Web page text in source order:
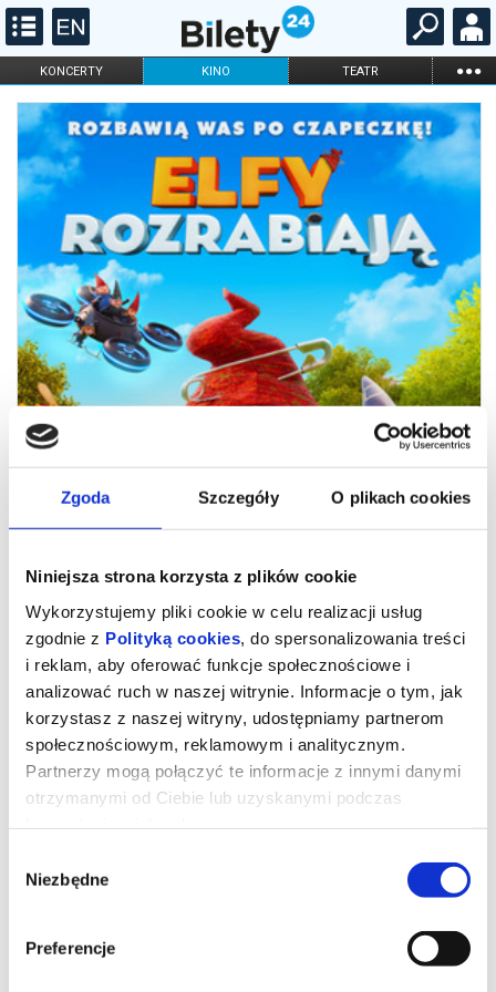
Zgoda Szczegóły O plikach cookies
Niniejsza strona korzysta z plików cookie
Wykorzystujemy pliki cookie w celu realizacji usług
zgodnie z Polityką cookies , do spersonalizowania treści
i reklam, aby oferować funkcje społecznościowe i
analizować ruch w naszej witrynie. Informacje o tym, jak
korzystasz z naszej witryny, udostępniamy partnerom
społecznościowym, reklamowym i analitycznym.
Partnerzy mogą połączyć te informacje z innymi danymi
otrzymanymi od Ciebie lub uzyskanymi podczas
zgody
Niezbędne
Preferencje
KONCERTY KINO TEATR ...
FILHARMONIA OPERA I BALET
STAND-UP
DLA DZIECI
ONLINE KARNETY
ELFY ROZRABIAJĄ
Elfi należy do zgranej ekipy elfów, które mieszkają w wielkim
zwyczajne odnalezienie zagubionej maskotki staje się dla nich
czystą przyjemnością. Pewnego dnia okazuje się jednak, że w tej
samej metropolii grasuje gang innych elfów, które słyną z